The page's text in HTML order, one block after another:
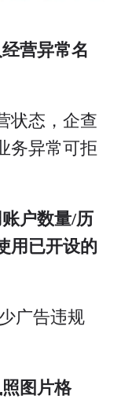
营异常名
状态，企查
务异常可拒
户数量/历
用已开设的
广告违规
图片格